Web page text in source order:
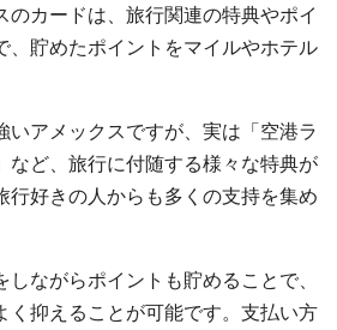
のカードは、旅行関連の特典やポイ
、貯めたポイントをマイルやホテル
いアメックスですが、実は「空港ラ
など、旅行に付随する様々な特典が
行好きの人からも多くの支持を集め
ながらポイントも貯めることで、
く抑えることが可能です。支払い方